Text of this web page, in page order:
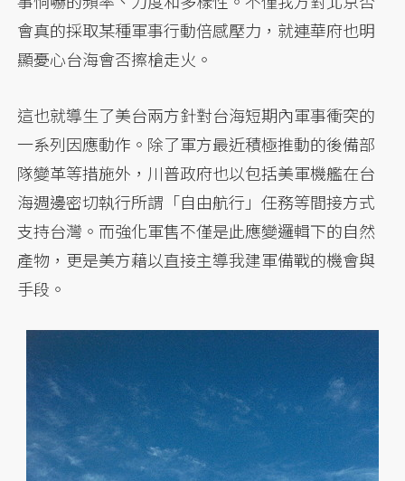
會真的採取某種軍事行動倍感壓力，就連華府也明
顯憂心台海會否擦槍走火。
這也就導生了美台兩方針對台海短期內軍事衝突的
一系列因應動作。除了軍方最近積極推動的後備部
隊變革等措施外，川普政府也以包括美軍機艦在台
海週邊密切執行所謂「自由航行」任務等間接方式
支持台灣。而強化軍售不僅是此應變邏輯下的自然
產物，更是美方藉以直接主導我建軍備戰的機會與
手段。